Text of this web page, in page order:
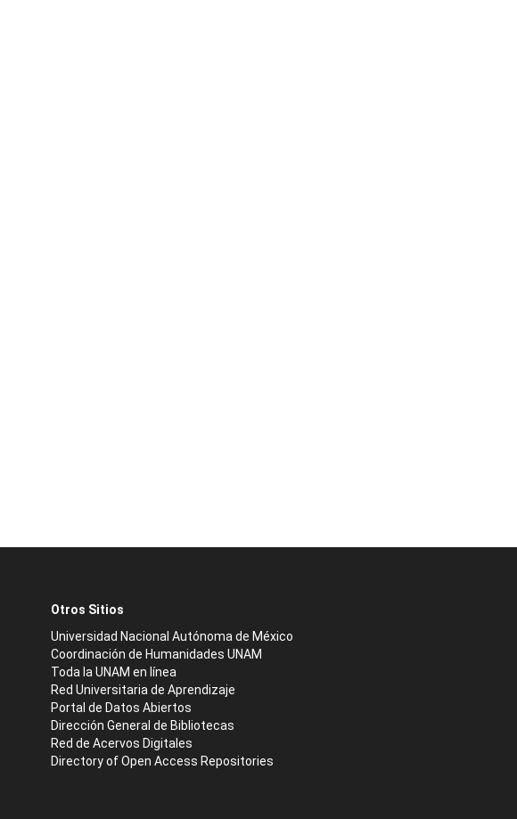
Otros Sitios
Universidad Nacional Autónoma de México
Coordinación de Humanidades UNAM
Toda la UNAM en línea
Red Universitaria de Aprendizaje
Portal de Datos Abiertos
Dirección General de Bibliotecas
Red de Acervos Digitales
Directory of Open Access Repositories